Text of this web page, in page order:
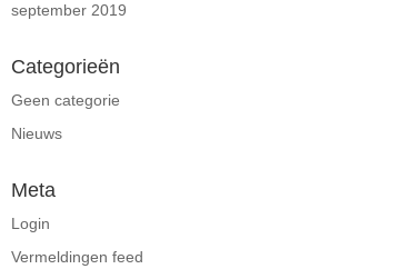
september 2019
Categorieën
Geen categorie
Nieuws
Meta
Login
Vermeldingen feed